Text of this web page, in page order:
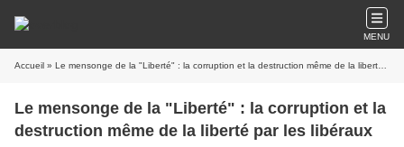
MENU
Accueil » Le mensonge de la "Liberté" : la corruption et la destruction même de la liberté par les libéraux
Le mensonge de la "Liberté" : la corruption et la
destruction même de la liberté par les libéraux